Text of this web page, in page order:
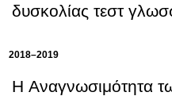
δυσκολίας τεστ
2018–2019
Η Αναγνωσιμότητα των